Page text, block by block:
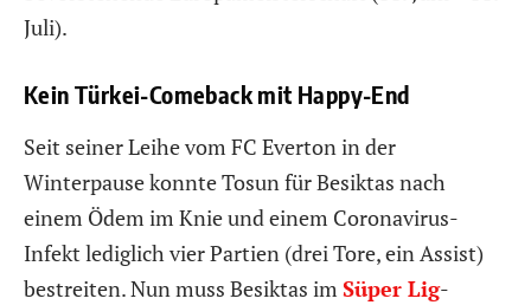
Juli).
Kein Türkei-Comeback mit Happy-End
Seit seiner Leihe vom FC Everton in der
Winterpause konnte Tosun für Besiktas nach
einem Ödem im Knie und einem Coronavirus-
Infekt lediglich vier Partien (drei Tore, ein Assist)
bestreiten. Nun muss Besiktas im Süper Lig-